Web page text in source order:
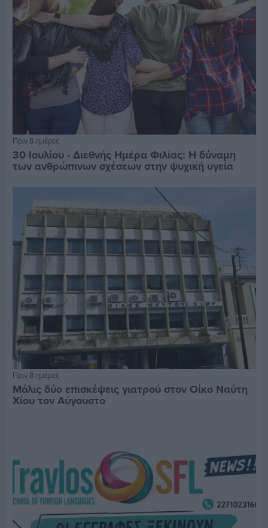
Πριν 8 ημέρες
30 Ιουλίου - Διεθνής Ημέρα Φιλίας: Η δύναμη
των ανθρώπινων σχέσεων στην ψυχική υγεία
Πριν 8 ημέρες
Μόλις δύο επισκέψεις γιατρού στον Οίκο Ναύτη
Χίου τον Αύγουστο